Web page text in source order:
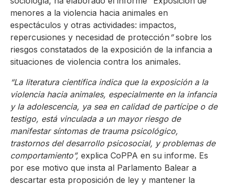
menores a la violencia hacia animales en
espectáculos y otras actividades: impactos,
repercusiones y necesidad de protección ”sobre los
riesgos constatados de la exposición de la infancia a
situaciones de violencia contra los animales.
“La literatura científica indica que la exposición a la
violencia hacia animales, especialmente en la infancia
y la adolescencia, ya sea en calidad de partícipe o de
testigo, está vinculada a un mayor riesgo de
manifestar síntomas de trauma psicológico,
trastornos del desarrollo psicosocial, y problemas de
comportamiento”, explica CoPPA en su informe. Es
por ese motivo que insta al Parlamento Balear a
descartar esta proposición de ley y mantener la